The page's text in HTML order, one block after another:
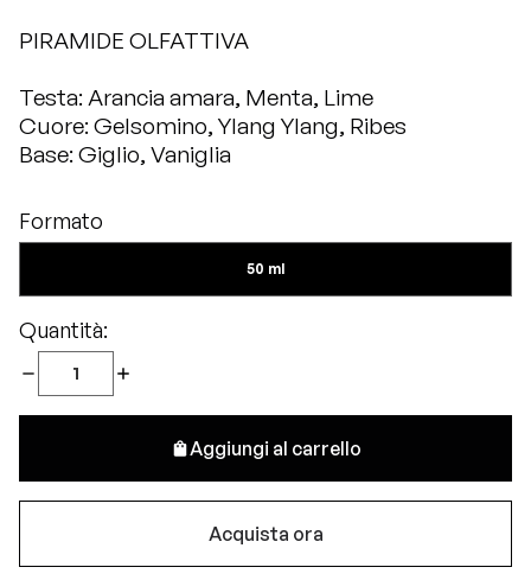
PIRAMIDE OLFATTIVA
Testa: Arancia amara, Menta, Lime
Cuore: Gelsomino, Ylang Ylang, Ribes
Base: Giglio, Vaniglia
Formato
50 ml
Quantità:
Aggiungi al carrello
Acquista ora